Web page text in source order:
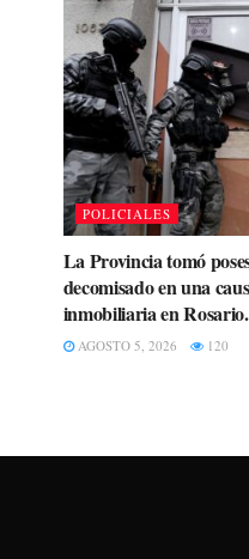
POLICIALES
La Provincia tomó
decomisado en una
inmobiliaria en Rosario.
AGOSTO 5, 2026 120